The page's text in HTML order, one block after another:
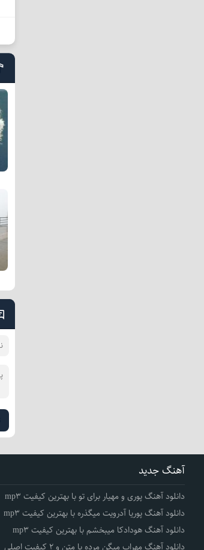
آهنگ جدید
دانلود آهنگ پوری و مهیار برای تو با بهترین کیفیت mp3
دانلود آهنگ پوریا آدرویت میگذره با بهترین کیفیت mp3
دانلود آهنگ هودادکا میبخشم با بهترین کیفیت mp3
دانلود آهنگ مهراب میگن مرده با متن و 2 کیفیت اصلی